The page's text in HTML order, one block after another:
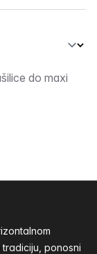
do maxi
ponosni